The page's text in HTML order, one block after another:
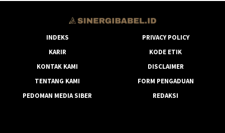
INDEKS
PRIVACY POLICY
KARIR
KODE ETIK
KONTAK KAMI
DISCLAIMER
TENTANG KAMI
FORM PENGADUAN
PEDOMAN MEDIA SIBER
REDAKSI